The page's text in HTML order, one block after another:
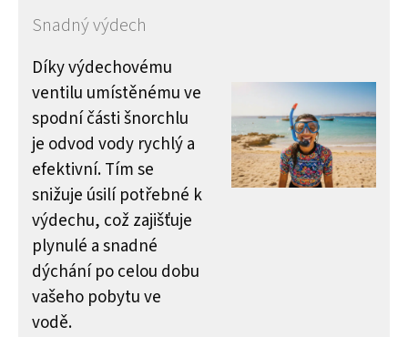
Snadný výdech
Díky výdechovému
ventilu umístěnému ve
spodní části šnorchlu
je odvod vody rychlý a
efektivní. Tím se
snižuje úsilí potřebné k
výdechu, což zajišťuje
plynulé a snadné
dýchání po celou dobu
vašeho pobytu ve
vodě.